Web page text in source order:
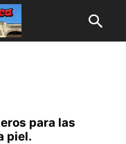
para las
piel.